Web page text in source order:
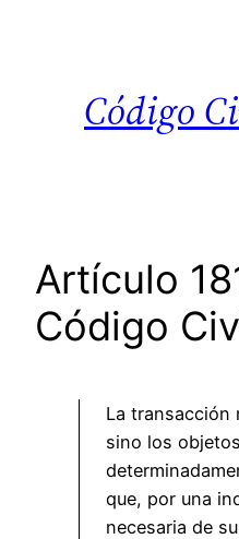
Código
Artículo
Código
La transacción
sino los
que, por una
necesaria de